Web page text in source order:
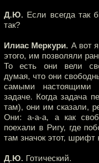
Д.Ю. Если всегда так
так?
Илиас Меркури. А вот
этого, им позволяли
То есть они вели
думая, что они
самыми настоящими
задаче. Когда задача
там), они им сказали,
Они: а-а-а, а как
поехали в Ригу, где
там значок этот,
Д.Ю. Готический.